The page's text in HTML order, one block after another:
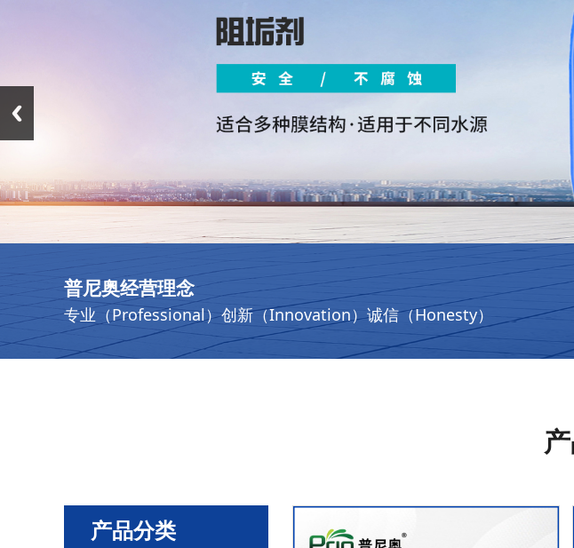
普尼奥经营理念
专业（Professional）创新（Innovation）诚信（Honesty）
产品分类